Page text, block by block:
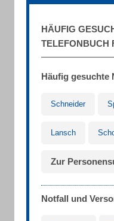
HÄUFIG
TELEFONBUCH
Häufig gesuchte
Schneider
Lansch
Zur
Notfall und